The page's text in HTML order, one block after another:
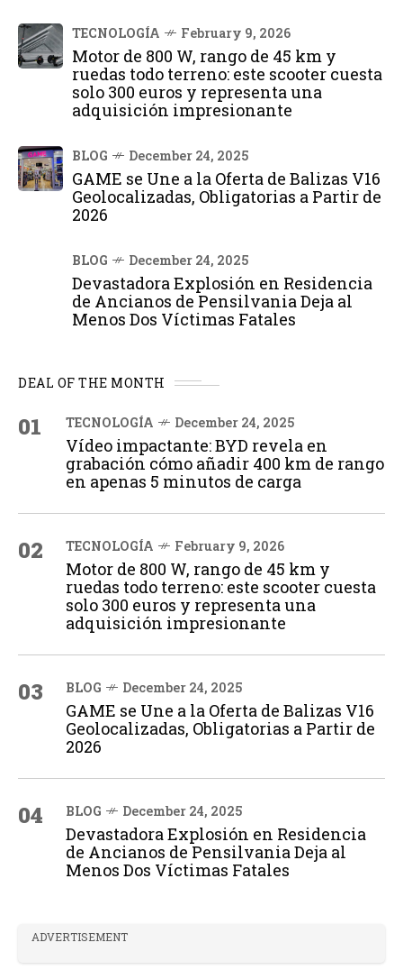
TECNOLOGÍA February 9, 2026
Motor de 800 W, rango de 45 km y
ruedas todo terreno: este scooter cuesta
solo 300 euros y representa una
adquisición impresionante
BLOG December 24, 2025
GAME se Une a la Oferta de Balizas V16
Geolocalizadas, Obligatorias a Partir de
2026
BLOG December 24, 2025
Devastadora Explosión en Residencia
de Ancianos de Pensilvania Deja al
Menos Dos Víctimas Fatales
DEAL OF THE MONTH
01 TECNOLOGÍA December 24, 2025
Vídeo impactante: BYD revela en
grabación cómo añadir 400 km de rango
en apenas 5 minutos de carga
02 TECNOLOGÍA February 9, 2026
Motor de 800 W, rango de 45 km y
ruedas todo terreno: este scooter cuesta
solo 300 euros y representa una
adquisición impresionante
03 BLOG December 24, 2025
GAME se Une a la Oferta de Balizas V16
Geolocalizadas, Obligatorias a Partir de
2026
04 BLOG December 24, 2025
Devastadora Explosión en Residencia
de Ancianos de Pensilvania Deja al
Menos Dos Víctimas Fatales
ADVERTISEMENT